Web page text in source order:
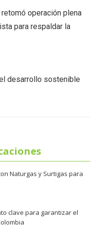
operación plena
para respaldar la
desarrollo sostenible
Naturgas y Surtigas para
clave para garantizar el